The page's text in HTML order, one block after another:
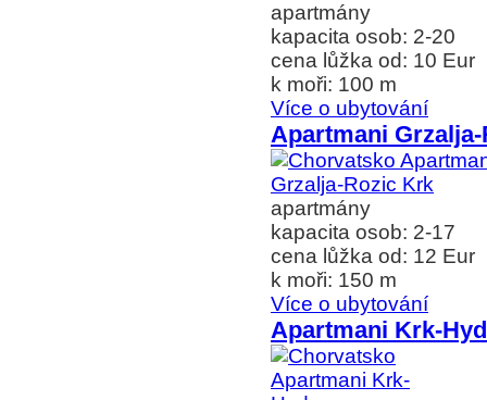
apartmány
kapacita osob: 2-20
cena lůžka od: 10 Eur
k moři: 100 m
Více o ubytování
Apartmani
apartmány
kapacita osob: 2-17
cena lůžka od: 12 Eur
k moři: 150 m
Více o ubytování
Apartmani Krk-